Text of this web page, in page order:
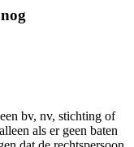
bv, nv, stichting of
als er geen baten